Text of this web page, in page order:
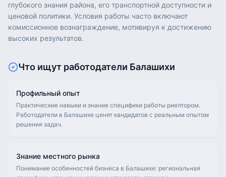
глубокого знания района, его транспортной доступности и
ценовой политики. Условия работы часто включают
комиссионное вознаграждение, мотивируя к достижению
высоких результатов.
Что ищут работодатели Балашихи
Профильный опыт
Практические навыки и знание специфики работы риелтором.
Работодатели в Балашихе ценят кандидатов с реальным опытом
решения задач.
Знание местного рынка
Понимание особенностей бизнеса в Балашихе: региональная